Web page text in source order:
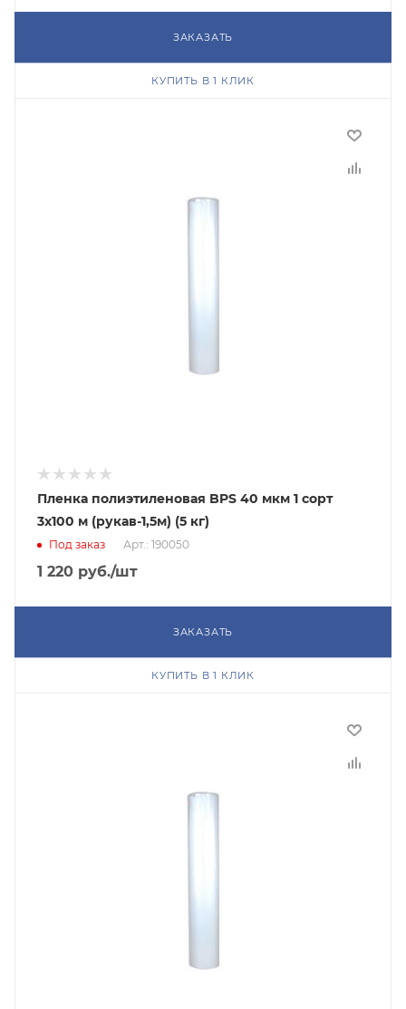
ЗАКАЗАТЬ
КУПИТЬ В 1 КЛИК
Пленка полиэтиленовая BPS 40 мкм 1 сорт
3x100 м (рукав-1,5м) (5 кг)
Под заказ Арт.: 190050
1 220 руб./шт
ЗАКАЗАТЬ
КУПИТЬ В 1 КЛИК